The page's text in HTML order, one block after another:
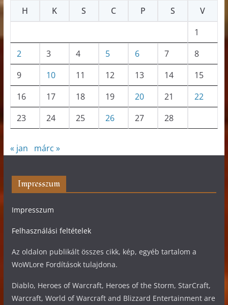
H
K S C P S
V
1
2
3 4 5 6 7
8
9
10 11 12 13 14
15
16
17 18 19 20 21
22
23
24 25 26 27 28
« jan márc »
Impresszum
Impresszum
Felhasználási feltételek
Az oldalon publikált összes cikk, kép, egyéb tartalom a
WoWLore Fordítások tulajdona.
Diablo, Heroes of Warcraft, Heroes of the Storm, StarCraft,
Warcraft, World of Warcraft and Blizzard Entertainment are